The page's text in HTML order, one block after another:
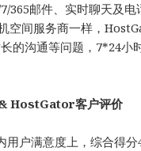
365邮件、实时聊天及电
空间服务商一样，
的沟通等问题，7*24小
HostGator客户评价
户满意度上，综合得分